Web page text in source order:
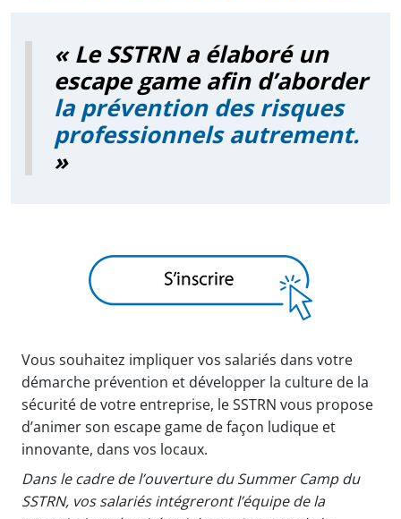
« Le SSTRN a élaboré un
escape game afin d’aborder
la prévention des risques
professionnels autrement.
»
Vous souhaitez impliquer vos salariés dans votre
démarche prévention et développer la culture de la
sécurité de votre entreprise, le SSTRN vous propose
d’animer son escape game de façon ludique et
innovante, dans vos locaux.
Dans le cadre de l’ouverture du Summer Camp du
SSTRN, vos salariés intégreront l’équipe de la